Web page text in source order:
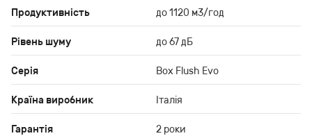
Продуктивність до 1120 м3/год
Рівень шуму до 67 дБ
Серія Box Flush Evo
Країна виробник Італія
Гарантія 2 роки